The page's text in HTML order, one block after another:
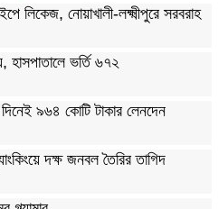
লিকেজ, নোয়াখালী-লক্ষ্মীপুরে সরবরাহ
ভর্তি ৬৭২
৯৬৪ কোটি টাকার লেনদেন
দক্ষ জনবল তৈরির তাগিদ